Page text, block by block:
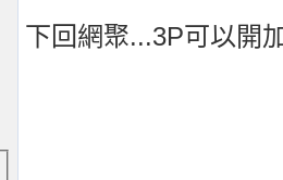
下回網聚...3P可以開